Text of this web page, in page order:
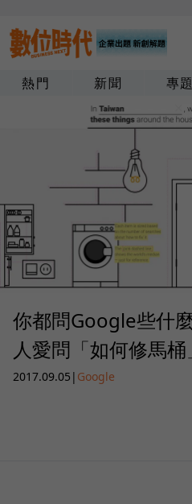
熱門 新聞 專題
你都問Google些什
人愛問「如何修馬桶
2017.09.05 | Google